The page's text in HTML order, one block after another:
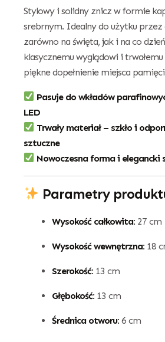
Stylowy i solidny znicz w formie
srebrnym. Idealny do użytku przez
zarówno na święta, jak i na co
klasycznemu wyglądowi i
piękne dopełnienie miejsca
Pasuje do wkładów
LED
Trwały materiał – szkło i
sztuczne
Nowoczesna forma i elegancki
Parametry
Wysokość całkowita: 27 cm
Wysokość wewnętrzna: 18
Szerokość: 13 cm
Głębokość: 13 cm
Średnica otworu: 6 cm